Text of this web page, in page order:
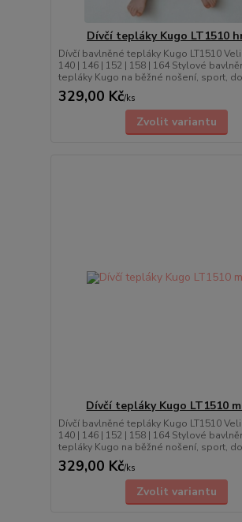
Dívčí tepláky Kugo LT1510
Dívčí bavlněné tepláky Kugo LT1510
140 | 146 | 152 | 158 | 164 Stylové
tepláky Kugo na běžné nošení, sport,
329,00 Kč/ks
Zvolit variantu
Dívčí tepláky Kugo LT1510
Dívčí bavlněné tepláky Kugo LT1510
140 | 146 | 152 | 158 | 164 Stylové
tepláky Kugo na běžné nošení, sport,
329,00 Kč/ks
Zvolit variantu